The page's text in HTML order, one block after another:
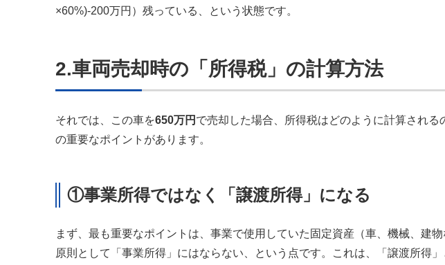
×60%)-200万円）残っている、という状態です。
2.車両売却時の「所得税」の計算方法
それでは、この車を650万円 で売却した場合、所得税はどのように計算される
の重要なポイントがあります。
①事業所得ではなく「譲渡所得」になる
まず、最も重要なポイントは、事業で使用していた固定資産（車、機械、建物
原則として「事業所得」にはならない、という点です。これは、「譲渡所得